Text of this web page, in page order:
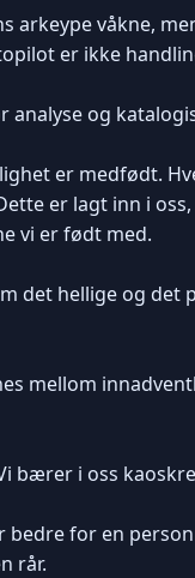
arkeype våkne,
er ikke
analyse og
er medfødt.
er lagt inn i
vi er født med.
det hellige og det
mellom
bærer i oss
for en
rår.